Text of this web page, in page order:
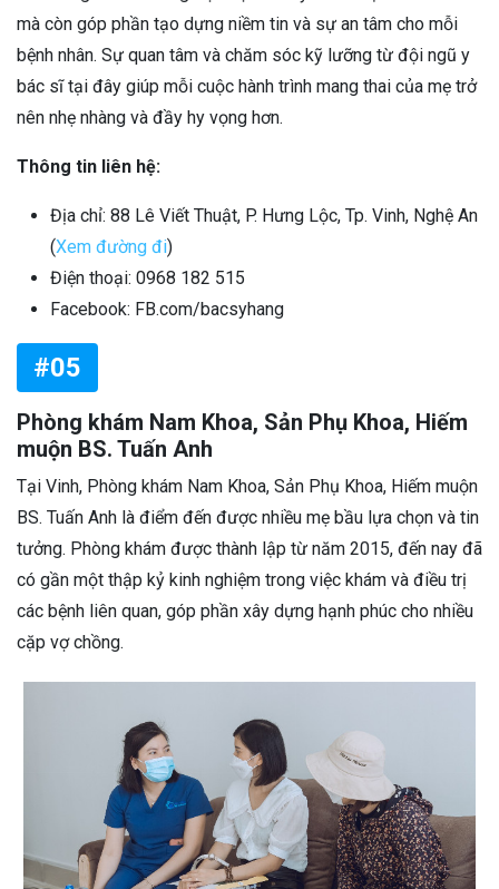
mà còn góp phần tạo dựng niềm tin và sự an tâm cho mỗi
bệnh nhân. Sự quan tâm và chăm sóc kỹ lưỡng từ đội ngũ y
bác sĩ tại đây giúp mỗi cuộc hành trình mang thai của mẹ trở
nên nhẹ nhàng và đầy hy vọng hơn.
Thông tin liên hệ:
Địa chỉ: 88 Lê Viết Thuật, P. Hưng Lộc, Tp. Vinh, Nghệ An
(Xem đường đi)
Điện thoại: 0968 182 515
Facebook: FB.com/bacsyhang
#05
Phòng khám Nam Khoa, Sản Phụ Khoa, Hiếm
muộn BS. Tuấn Anh
Tại Vinh, Phòng khám Nam Khoa, Sản Phụ Khoa, Hiếm muộn
BS. Tuấn Anh là điểm đến được nhiều mẹ bầu lựa chọn và tin
tưởng. Phòng khám được thành lập từ năm 2015, đến nay đã
có gần một thập kỷ kinh nghiệm trong việc khám và điều trị
các bệnh liên quan, góp phần xây dựng hạnh phúc cho nhiều
cặp vợ chồng.